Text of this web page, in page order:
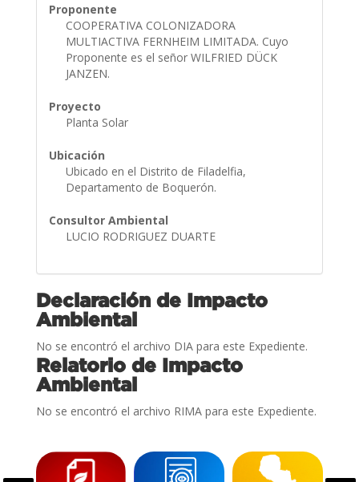
Proponente
COOPERATIVA COLONIZADORA
MULTIACTIVA FERNHEIM LIMITADA. Cuyo
Proponente es el señor WILFRIED DÜCK
JANZEN.
Proyecto
Planta Solar
Ubicación
Ubicado en el Distrito de Filadelfia,
Departamento de Boquerón.
Consultor Ambiental
LUCIO RODRIGUEZ DUARTE
Declaración de Impacto
Ambiental
No se encontró el archivo DIA para este Expediente.
Relatorio de Impacto
Ambiental
No se encontró el archivo RIMA para este Expediente.